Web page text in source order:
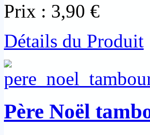
Prix : 3,90 €
Détails du Produit
Père Noël